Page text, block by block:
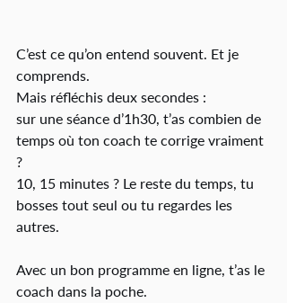
C’est ce qu’on entend souvent. Et je
comprends.
Mais réfléchis deux secondes :
sur une séance d’1h30, t’as combien de
temps où ton coach te corrige vraiment
?
10, 15 minutes ? Le reste du temps, tu
bosses tout seul ou tu regardes les
autres.
Avec un bon programme en ligne, t’as le
coach dans la poche.